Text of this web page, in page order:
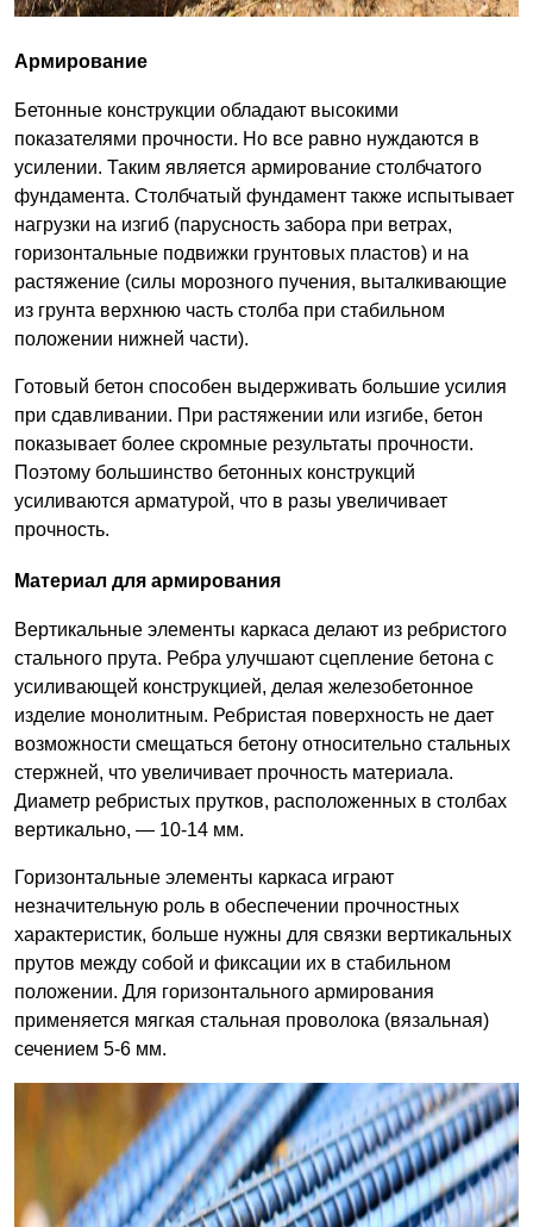
Армирование
Бетонные конструкции обладают высокими
показателями прочности. Но все равно нуждаются в
усилении. Таким является армирование столбчатого
фундамента. Столбчатый фундамент также испытывает
нагрузки на изгиб (парусность забора при ветрах,
горизонтальные подвижки грунтовых пластов) и на
растяжение (силы морозного пучения, выталкивающие
из грунта верхнюю часть столба при стабильном
положении нижней части).
Готовый бетон способен выдерживать большие усилия
при сдавливании. При растяжении или изгибе, бетон
показывает более скромные результаты прочности.
Поэтому большинство бетонных конструкций
усиливаются арматурой, что в разы увеличивает
прочность.
Материал для армирования
Вертикальные элементы каркаса делают из ребристого
стального прута. Ребра улучшают сцепление бетона с
усиливающей конструкцией, делая железобетонное
изделие монолитным. Ребристая поверхность не дает
возможности смещаться бетону относительно стальных
стержней, что увеличивает прочность материала.
Диаметр ребристых прутков, расположенных в столбах
вертикально, — 10-14 мм.
Горизонтальные элементы каркаса играют
незначительную роль в обеспечении прочностных
характеристик, больше нужны для связки вертикальных
прутов между собой и фиксации их в стабильном
положении. Для горизонтального армирования
применяется мягкая стальная проволока (вязальная)
сечением 5-6 мм.